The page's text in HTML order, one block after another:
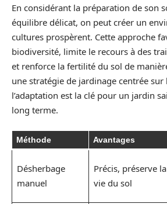
En considérant la préparation de son
équilibre délicat, on peut créer un
cultures prospèrent. Cette approche
biodiversité, limite le recours à des
et renforce la fertilité du sol de
une stratégie de jardinage centrée sur
l’adaptation est la clé pour un jardin
long terme.
Méthode Avantages
Désherbage
manuel
Précis, préserve la
vie du sol